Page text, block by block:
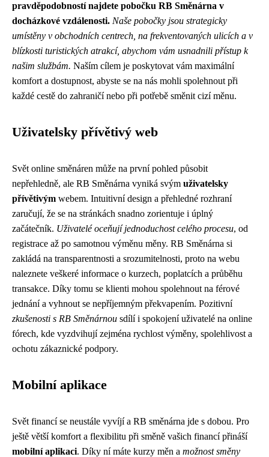
pravděpodobností najdete pobočku RB Směnárna v
docházkové vzdálenosti. Naše pobočky jsou strategicky
umístěny v obchodních centrech, na frekventovaných ulicích a v
blízkosti turistických atrakcí, abychom vám usnadnili přístup k
našim službám. Naším cílem je poskytovat vám maximální
komfort a dostupnost, abyste se na nás mohli spolehnout při
každé cestě do zahraničí nebo při potřebě směnit cizí měnu.
Uživatelsky přívětivý web
Svět online směnáren může na první pohled působit
nepřehledně, ale RB Směnárna vyniká svým uživatelsky
přívětivým webem. Intuitivní design a přehledné rozhraní
zaručují, že se na stránkách snadno zorientuje i úplný
začátečník. Uživatelé oceňují jednoduchost celého procesu, od
registrace až po samotnou výměnu měny. RB Směnárna si
zakládá na transparentnosti a srozumitelnosti, proto na webu
naleznete veškeré informace o kurzech, poplatcích a průběhu
transakce. Díky tomu se klienti mohou spolehnout na férové
jednání a vyhnout se nepříjemným překvapením. Pozitivní
zkušenosti s RB Směnárnou sdílí i spokojení uživatelé na online
fórech, kde vyzdvihují zejména rychlost výměny, spolehlivost a
ochotu zákaznické podpory.
Mobilní aplikace
Svět financí se neustále vyvíjí a RB směnárna jde s dobou. Pro
ještě větší komfort a flexibilitu při směně vašich financí přináší
mobilní aplikaci. Díky ní máte kurzy měn a možnost směny